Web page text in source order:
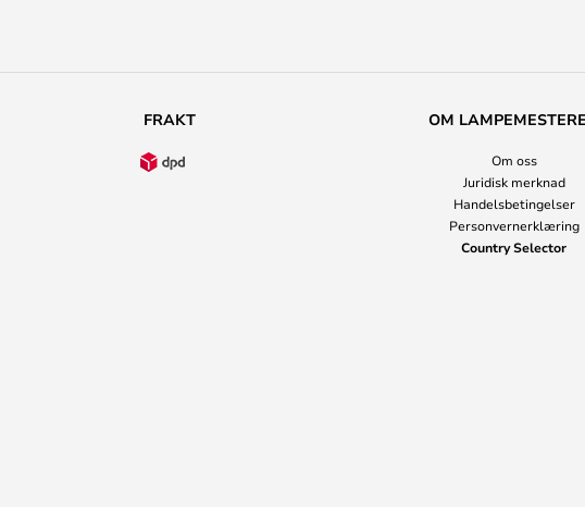
FRAKT OM
Om oss
Juridisk merknad
Handelsbetingelser
Personvernerklæring
Country Selector